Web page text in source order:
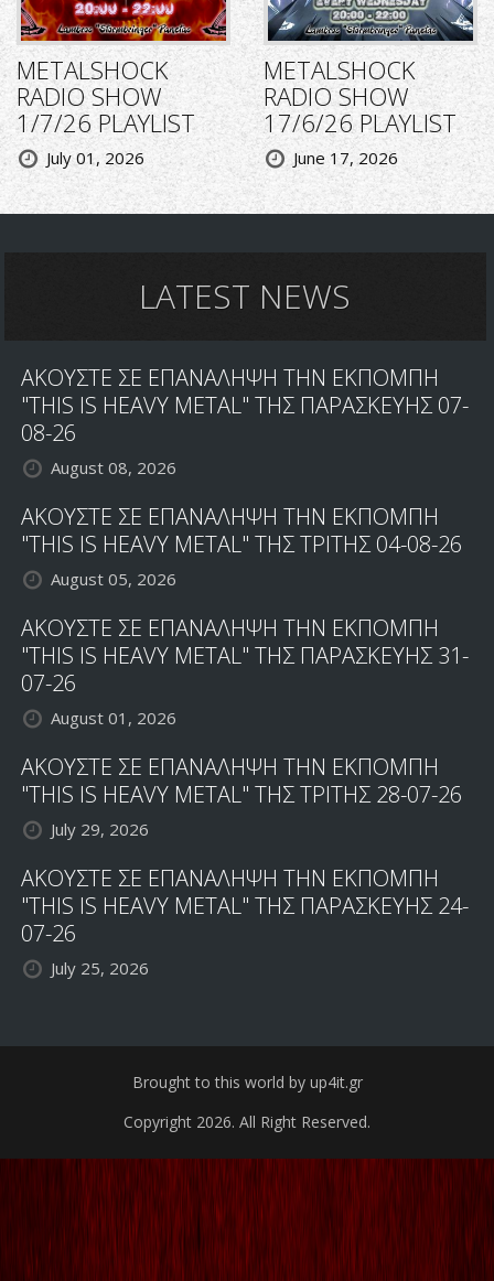
METALSHOCK
RADIO SHOW
1/7/26 PLAYLIST
July 01, 2026
METALSHOCK
RADIO SHOW
17/6/26 PLAYLIST
June 17, 2026
LATEST NEWS
ΑΚΟΥΣΤΕ ΣΕ ΕΠΑΝΑΛΗΨΗ ΤΗΝ ΕΚΠΟΜΠΗ
"THIS IS HEAVY METAL" ΤΗΣ ΠΑΡΑΣΚΕΥΗΣ 07-
08-26
August 08, 2026
ΑΚΟΥΣΤΕ ΣΕ ΕΠΑΝΑΛΗΨΗ ΤΗΝ ΕΚΠΟΜΠΗ
"THIS IS HEAVY METAL" ΤΗΣ ΤΡΙΤΗΣ 04-08-26
August 05, 2026
ΑΚΟΥΣΤΕ ΣΕ ΕΠΑΝΑΛΗΨΗ ΤΗΝ ΕΚΠΟΜΠΗ
"THIS IS HEAVY METAL" ΤΗΣ ΠΑΡΑΣΚΕΥΗΣ 31-
07-26
August 01, 2026
ΑΚΟΥΣΤΕ ΣΕ ΕΠΑΝΑΛΗΨΗ ΤΗΝ ΕΚΠΟΜΠΗ
"THIS IS HEAVY METAL" ΤΗΣ ΤΡΙΤΗΣ 28-07-26
July 29, 2026
ΑΚΟΥΣΤΕ ΣΕ ΕΠΑΝΑΛΗΨΗ ΤΗΝ ΕΚΠΟΜΠΗ
"THIS IS HEAVY METAL" ΤΗΣ ΠΑΡΑΣΚΕΥΗΣ 24-
07-26
July 25, 2026
Brought to this world by up4it.gr
Copyright 2026. All Right Reserved.